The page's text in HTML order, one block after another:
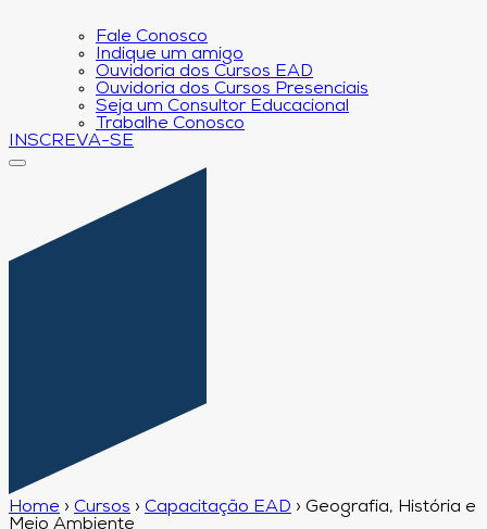
Fale Conosco
Indique um amigo
Ouvidoria dos Cursos EAD
Ouvidoria dos Cursos Presenciais
Seja um Consultor Educacional
Trabalhe Conosco
INSCREVA-SE
Home › Cursos › Capacitação EAD › Geografia, História e
Meio Ambiente